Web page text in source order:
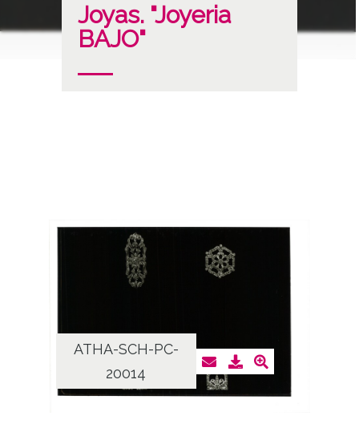
Joyas. "Joyeria
BAJO"
ATHA-SCH-PC-
20014